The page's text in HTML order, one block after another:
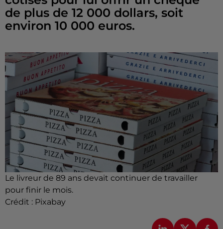
de plus de 12 000 dollars, soit
environ 10 000 euros.
Le livreur de 89 ans devait continuer de travailler
pour finir le mois.
Crédit : Pixabay